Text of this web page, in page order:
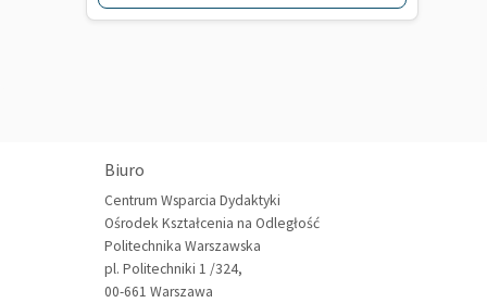
Biuro
Centrum Wsparcia Dydaktyki
Ośrodek Kształcenia na Odległość
Politechnika Warszawska
pl. Politechniki 1 /324,
00-661 Warszawa